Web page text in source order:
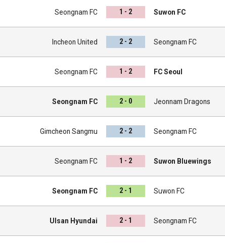
Seongnam FC 1 - 2 Suwon FC
Incheon United 2 - 2 Seongnam FC
Seongnam FC 1 - 2 FC Seoul
Seongnam FC 2 - 0 Jeonnam Dragons
Gimcheon Sangmu 2 - 2 Seongnam FC
Seongnam FC 1 - 2 Suwon Bluewings
Seongnam FC 2 - 1 Suwon FC
Ulsan Hyundai 2 - 1 Seongnam FC